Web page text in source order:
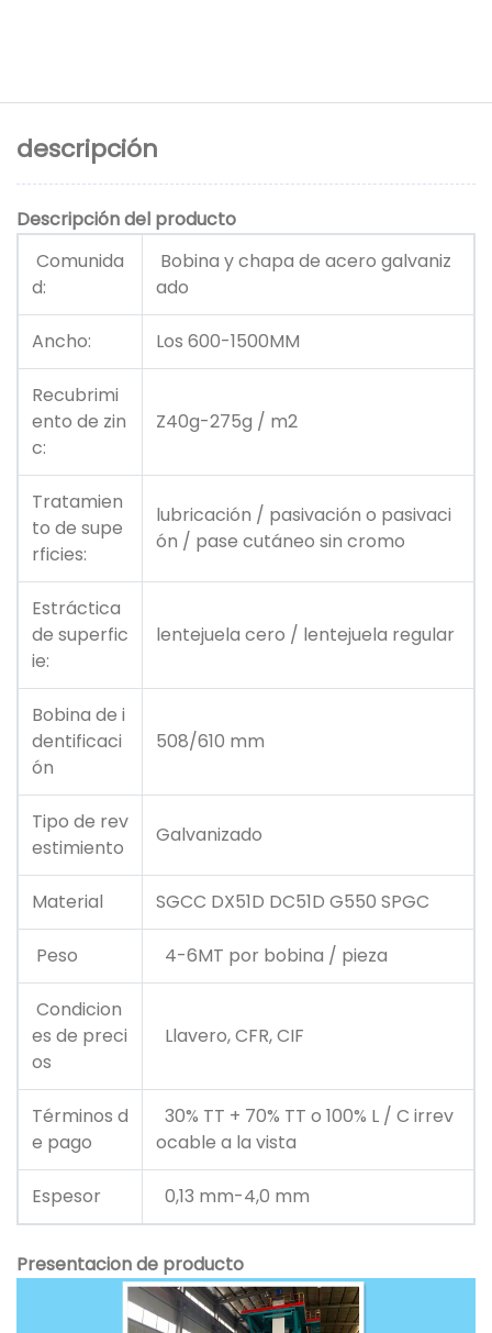
descripción
Descripción del producto
Comunida
d:
Bobina y chapa de acero galvaniz
ado
Ancho: Los 600-1500MM
Recubrimi
ento de zin
c:
Z40g-275g / m2
Tratamien
to de supe
rficies:
lubricación / pasivación o pasivaci
ón / pase cutáneo sin cromo
Estráctica
de superfic
ie:
lentejuela cero / lentejuela regular
Bobina de i
dentificaci
ón
508/610 mm
Tipo de rev
estimiento
Galvanizado
Material SGCC DX51D DC51D G550 SPGC
Peso 4-6MT por bobina / pieza
Condicion
es de preci
os
Llavero, CFR, CIF
Términos d
e pago
30% TT + 70% TT o 100% L / C irrev
ocable a la vista
Espesor 0,13 mm-4,0 mm
Presentacion de producto